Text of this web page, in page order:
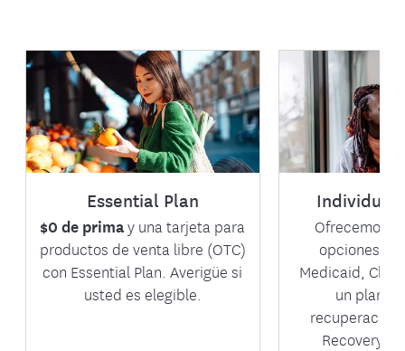
Essential Plan
$0 de primay una tarjeta para
productos de venta libre (OTC)
con Essential Plan. Averigüe si
usted es elegible.
Essential Plan
$0 por prima mensual.
Una red grande.
Sin referidos.
Tarjeta de OTC.
Y más.
Vea planes
Individual
Ofrecemos
opciones,
Medicaid,
un plan
recuperación
Recovery
Planes
Las
pueden
asistencia
reduzca el
cobertura.
que le resulten
Vea